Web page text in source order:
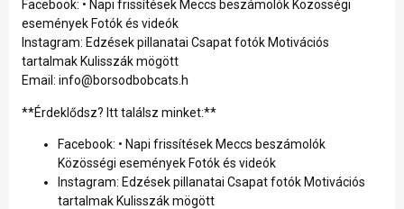
Facebook: • Napi frissítések Meccs beszámolók Közösségi
események Fotók és videók
Instagram: Edzések pillanatai Csapat fotók Motivációs
tartalmak Kulisszák mögött
Email: info@borsodbobcats.h
**Érdeklődsz? Itt találsz minket:**
Facebook: • Napi frissítések Meccs beszámolók
Közösségi események Fotók és videók
Instagram: Edzések pillanatai Csapat fotók Motivációs
tartalmak Kulisszák mögött